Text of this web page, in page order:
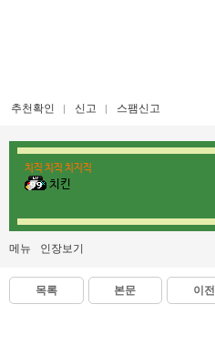
추천확인 신고 스팸신고
치직 치직 치지직
치킨
메뉴 인장보기
목록 본문 이전